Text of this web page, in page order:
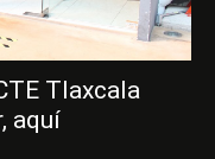
Tlaxcala
aquí